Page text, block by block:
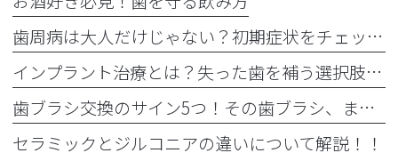
歯周病は大人だけじゃない？初期症状をチェック
インプラント治療とは？失った歯を補う選択肢を正しく知りましょう！！
歯ブラシ交換のサイン5つ！その歯ブラシ、まだ使っていませんか？🪥
セラミックとジルコニアの違いについて解説！！